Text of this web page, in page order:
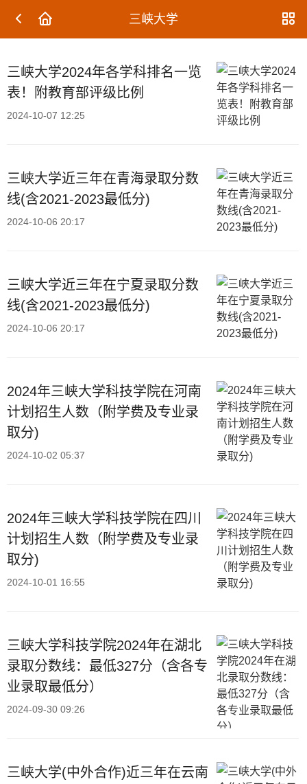
三峡大学
三峡大学2024年各学科排名一览
表！附教育部评级比例
2024-10-07 12:25
三峡大学近三年在青海录取分数
线(含2021-2023最低分)
2024-10-06 20:17
三峡大学近三年在宁夏录取分数
线(含2021-2023最低分)
2024-10-06 20:17
2024年三峡大学科技学院在河南
计划招生人数（附学费及专业录
取分)
2024-10-02 05:37
2024年三峡大学科技学院在四川
计划招生人数（附学费及专业录
取分)
2024-10-01 16:55
三峡大学科技学院2024年在湖北
录取分数线：最低327分（含各专
业录取最低分）
2024-09-30 09:26
三峡大学(中外合作)近三年在云南